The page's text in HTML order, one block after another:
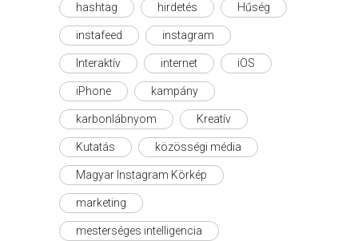
hashtag hirdetés Hűség
instafeed instagram
Interaktív internet iOS
iPhone kampány
karbonlábnyom Kreatív
Kutatás közösségi média
Magyar Instagram Körkép
marketing
mesterséges intelligencia